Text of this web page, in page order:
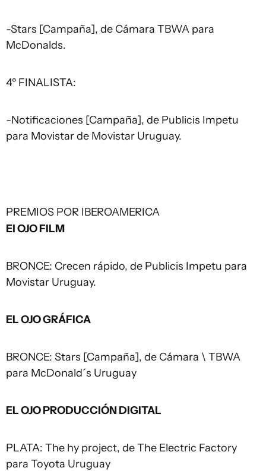
-Stars [Campaña], de Cámara TBWA para
McDonalds.
4º FINALISTA:
-Notificaciones [Campaña], de Publicis Impetu
para Movistar de Movistar Uruguay.
PREMIOS POR IBEROAMERICA
El OJO FILM
BRONCE: Crecen rápido, de Publicis Impetu para
Movistar Uruguay.
EL OJO GRÁFICA
BRONCE: Stars [Campaña], de Cámara \ TBWA
para McDonald´s Uruguay
EL OJO PRODUCCIÓN DIGITAL
PLATA: The hy project, de The Electric Factory
para Toyota Uruguay